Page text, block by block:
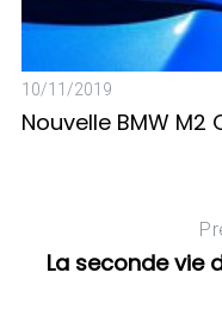
10/11/2019
Nouvelle BMW M2
La seconde vie